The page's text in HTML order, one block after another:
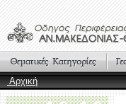
Αρχική